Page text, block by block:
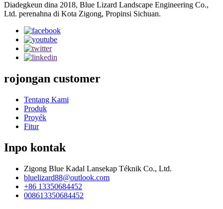
Diadegkeun dina 2018, Blue Lizard Landscape Engineering Co.,
Ltd. perenahna di Kota Zigong, Propinsi Sichuan.
rojongan customer
Tentang Kami
Produk
Proyék
Fitur
Inpo kontak
Zigong Blue Kadal Lansekap Téknik Co., Ltd.
bluelizard88@outlook.com
+86 13350684452
008613350684452